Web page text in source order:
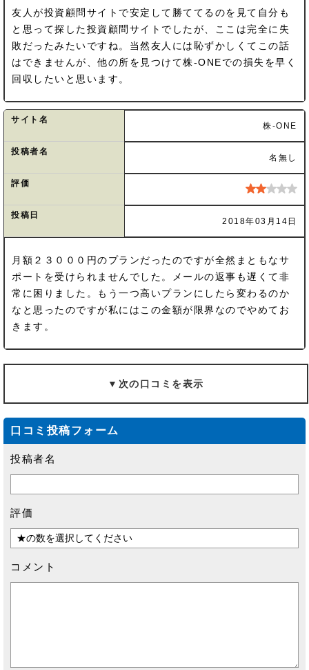
友人が投資顧問サイトで安定して勝ててるのを見て自分も
と思って探した投資顧問サイトでしたが、ここは完全に失
敗だったみたいですね。当然友人には恥ずかしくてこの話
はできませんが、他の所を見つけて株-ONEでの損失を早く
回収したいと思います。
サイト名
株-ONE
投稿者名
名無し
評価
投稿日
2018年03月14日
月額２３０００円のプランだったのですが全然まともなサ
ポートを受けられませんでした。メールの返事も遅くて非
常に困りました。もう一つ高いプランにしたら変わるのか
なと思ったのですが私にはこの金額が限界なのでやめてお
きます。
▼次の口コミを表示
口コミ投稿フォーム
コメント
評価
投稿者名